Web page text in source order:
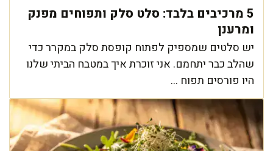
5 מרכיבים בלבד: סלט סלק ותפוחים מפנק
ומרענן
יש סלטים שמספיק לפתוח קופסת סלק במקרר כדי
שהלב כבר יתחמם. אני זוכרת איך במטבח הביתי שלנו
היו פורסים תפוח ...